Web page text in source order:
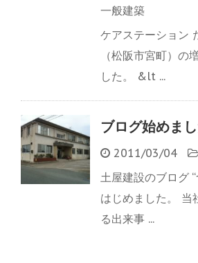
一般建築
ケアステーション
（松阪市宮町）の
した。 &lt ...
ブログ始めまし
2011/03/04
土屋建設のブログ
はじめました。 当
る出来事 ...